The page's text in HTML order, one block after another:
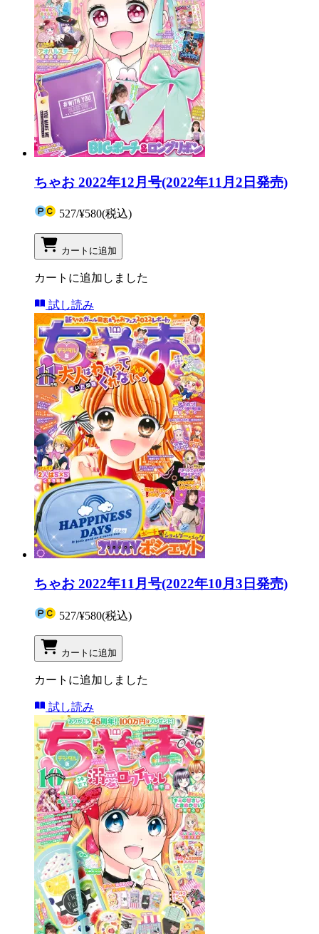
ちゃお 2022年12月号(2022年11月2日発売)
527/¥580(税込)
カートに追加
カートに追加しました
試し読み
ちゃお 2022年11月号(2022年10月3日発売)
527/¥580(税込)
カートに追加
カートに追加しました
試し読み